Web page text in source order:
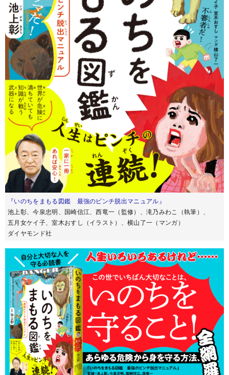
『いのちをまもる図鑑 最強のピンチ脱出マニュアル』
池上彰、今泉忠明、国崎信江、西竜一（監修）、滝乃みわこ（執筆）、
五月女ケイ子、室木おすし（イラスト）、横山了一（マンガ）
ダイヤモンド社